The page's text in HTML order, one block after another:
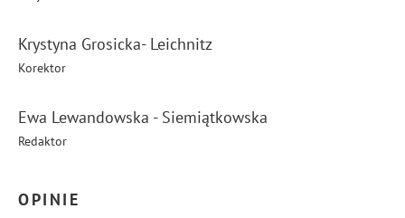
Krystyna Grosicka- Leichnitz
Korektor
Ewa Lewandowska - Siemiątkowska
Redaktor
OPINIE